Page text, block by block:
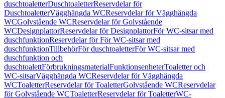
duschtoaletterDuschtoaletterReservdelar för
DuschtoaletterVägghängda WCReservdelar för Vägghängda
WCGolvstående WCReservdelar för Golvstående
WCDesignplattorReservdelar för DesignplattorFör WC-sitsar med
duschfunktionReservdelar för För WC-sitsar med
duschfunktionTillbehörFör duschtoaletterFör WC-sitsar med
duschfunktion och
duschtoalettFörbrukningsmaterialFunktionsenheterToaletter och
WC-sitsarVägghängda WCReservdelar för Vägghängda
WCToaletterReservdelar för ToaletterGolvstående WCReservdelar
för Golvstående WCToaletterReservdelar för ToaletterWC-